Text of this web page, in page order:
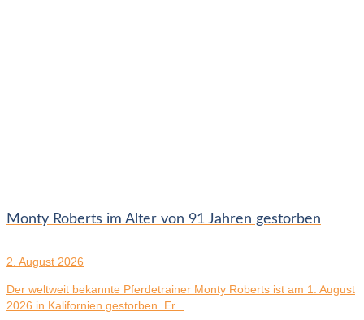
Monty Roberts im Alter von 91 Jahren gestorben
2. August 2026
Der weltweit bekannte Pferdetrainer Monty Roberts ist am 1. August
2026 in Kalifornien gestorben. Er...